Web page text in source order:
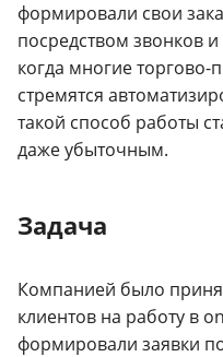
формировали свои
посредством звонков
когда многие
стремятся
такой способ работы
даже убыточным.
Задача
Компанией было
клиентов на работу в
формировали заявки